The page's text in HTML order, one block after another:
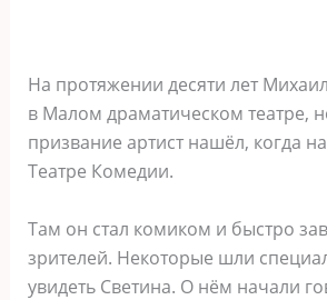
На протяжении десяти лет
в Малом драматическом театре,
призвание артист нашёл, когда
Театре Комедии.
Там он стал комиком и быстро
зрителей. Некоторые шли
увидеть Светина. О нём начали